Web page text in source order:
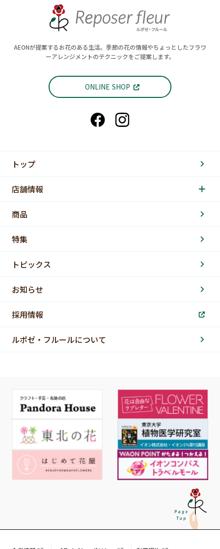
AEONが提案するお花のある生活。季節の花の情報やちょっとしたフラワ
ーアレンジメントのテクニックをご提案します。
ONLINE SHOP
トップ
店舗情報
商品
特集
トピックス
お知らせ
採用情報
ルポゼ・フルールについて